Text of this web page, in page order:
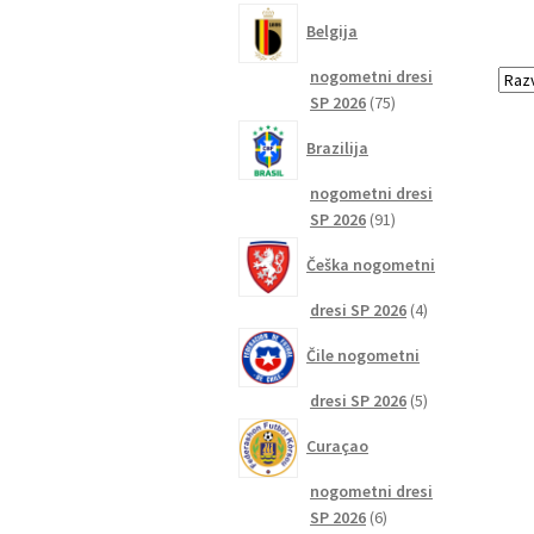
Belgija
nogometni dresi
SP 2026 7575
Brazilija
nogometni dresi
SP 2026 9191
Češka nogometni
dresi SP 2026 44
Čile nogometni
dresi SP 2026 55
Curaçao
nogometni dresi
SP 2026 66